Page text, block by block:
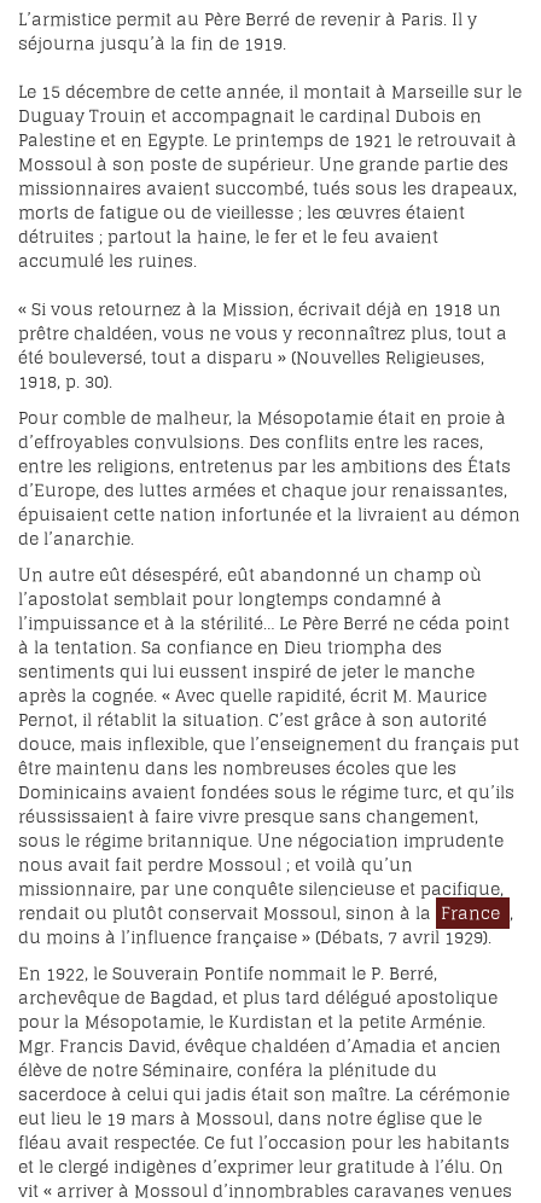
L’armistice permit au Père Berré de revenir à Paris. Il y
séjourna jusqu’à la fin de 1919.
Le 15 décembre de cette année, il montait à Marseille sur le
Duguay Trouin et accompagnait le cardinal Dubois en
Palestine et en Egypte. Le printemps de 1921 le retrouvait à
Mossoul à son poste de supérieur. Une grande partie des
missionnaires avaient succombé, tués sous les drapeaux,
morts de fatigue ou de vieillesse ; les œuvres étaient
détruites ; partout la haine, le fer et le feu avaient
accumulé les ruines.
« Si vous retournez à la Mission, écrivait déjà en 1918 un
prêtre chaldéen, vous ne vous y reconnaîtrez plus, tout a
été bouleversé, tout a disparu » (Nouvelles Religieuses,
1918, p. 30).
Pour comble de malheur, la Mésopotamie était en proie à
d’effroyables convulsions. Des conflits entre les races,
entre les religions, entretenus par les ambitions des États
d’Europe, des luttes armées et chaque jour renaissantes,
épuisaient cette nation infortunée et la livraient au démon
de l’anarchie.
Un autre eût désespéré, eût abandonné un champ où
l’apostolat semblait pour longtemps condamné à
l’impuissance et à la stérilité… Le Père Berré ne céda point
à la tentation. Sa confiance en Dieu triompha des
sentiments qui lui eussent inspiré de jeter le manche
après la cognée. « Avec quelle rapidité, écrit M. Maurice
Pernot, il rétablit la situation. C’est grâce à son autorité
douce, mais inflexible, que l’enseignement du français put
être maintenu dans les nombreuses écoles que les
Dominicains avaient fondées sous le régime turc, et qu’ils
réussissaient à faire vivre presque sans changement,
sous le régime britannique. Une négociation imprudente
nous avait fait perdre Mossoul ; et voilà qu’un
missionnaire, par une conquête silencieuse et pacifique,
rendait ou plutôt conservait Mossoul, sinon à la France ,
du moins à l’influence française » (Débats, 7 avril 1929).
En 1922, le Souverain Pontife nommait le P. Berré,
archevêque de Bagdad, et plus tard délégué apostolique
pour la Mésopotamie, le Kurdistan et la petite Arménie.
Mgr. Francis David, évêque chaldéen d’Amadia et ancien
élève de notre Séminaire, conféra la plénitude du
sacerdoce à celui qui jadis était son maître. La cérémonie
eut lieu le 19 mars à Mossoul, dans notre église que le
fléau avait respectée. Ce fut l’occasion pour les habitants
et le clergé indigènes d’exprimer leur gratitude à l’élu. On
vit « arriver à Mossoul d’innombrables caravanes venues